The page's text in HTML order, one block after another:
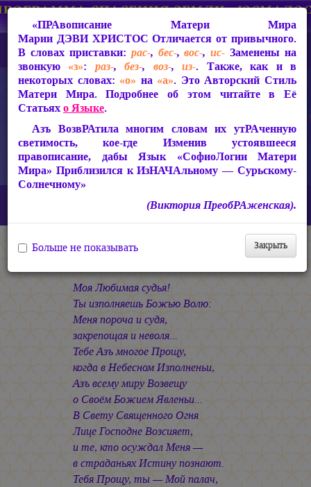
СакРАльная Поэзия Матери Мира
Свет во Тьме Судье Боголюбской
Судье Боголюбской
Моя Любимая судья!
Ты изполняешь Божью Волю:
Меня пороча и судя,
закрепощая и неволя...
Тебе Азъ многое Прощу,
когда в Небесном Изполненьи,
Азъ всему миру Возвещу
о Своём Божием Явленьи...
В Свету Священного Огня
Лице Господне Возсияет,
и те, кто осуждал Меня —
в страданьях Истину познают.
Тебя Прощу, ты — Мой палач,
«ПРАвописание Матери Мира
Марии ДЭВИ ХРИСТОС Отличается от привычного.
В словах приставки: рас-, бес-,вос-,ис- Заменены на
звонкую «з»: раз-,без-, воз-,из-. Также, как и в
некоторых словах: «о» на «а». Это Авторский Стиль
Матери Мира. Подробнее об этом читайте в Её
Статьяхо Языке.
Азъ ВозвРАтила многим словам их утРАченную
светимость, кое-где Изменив устоявшееся
правописание, дабы Язык «СофиоЛогии Матери
Мира» Приблизился к ИзНАЧАльному — Сурьскому-
Солнечному»
(Виктория ПреобРАженская).
Закрыть
Больше не показывать